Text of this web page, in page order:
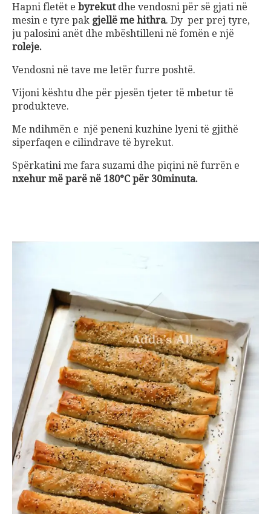
Hapni fletët e byrekutdhe vendosni për së gjati në
mesin e tyre pak gjellë me hithra. Dy per prej tyre,
ju palosini anët dhe mbështilleni në fomën e një
roleje.
Vendosni në tave me letër furre poshtë.
Vijoni kështu dhe për pjesën tjeter të mbetur të
produkteve.
Me ndihmën e një peneni kuzhine lyeni të gjithë
siperfaqen e cilindrave të byrekut.
Spërkatini me fara suzami dhe piqini në furrën e
nxehur më parë në 180°C për 30minuta.